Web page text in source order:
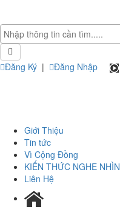
Đăng Ký | Đăng Nhập
Giới Thiệu
Tin tức
Vì Cộng Đồng
KIẾN THỨC NGHE NHÌN
Liên Hệ